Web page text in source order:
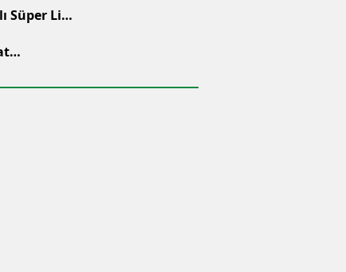
Süper Lig